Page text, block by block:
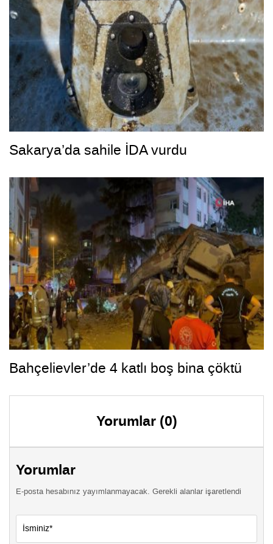
Sakarya’da sahile İDA vurdu
Bahçelievler’de 4 katlı boş bina çöktü
Yorumlar (0)
Yorumlar
E-posta hesabınız yayımlanmayacak. Gerekli alanlar işaretlendi